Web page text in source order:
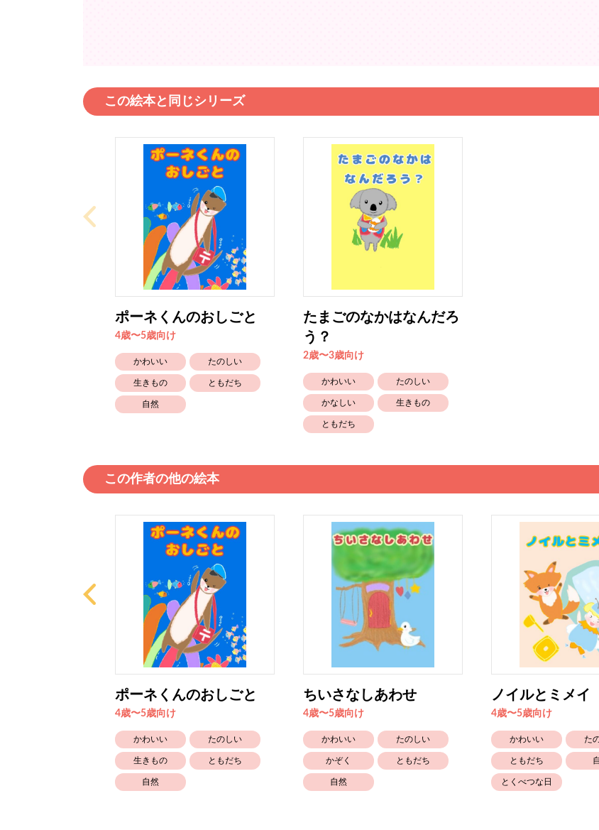
この絵本と同じシリーズ
ポーネくんのおしごと
4歳〜5歳向け
かわいい たのしい
生きもの ともだち
自然
たまごのなかはなんだろ
う？
2歳〜3歳向け
かわいい たのしい
かなしい 生きもの
ともだち
この作者の他の絵本
ポーネくんのおしごと
4歳〜5歳向け
かわいい たのしい
生きもの ともだち
自然
ちいさなしあわせ
4歳〜5歳向け
かわいい たのしい
かぞく ともだち
自然
ノイルとミメイ
4歳〜5歳向け
かわいい た
ともだち
とくべつな日